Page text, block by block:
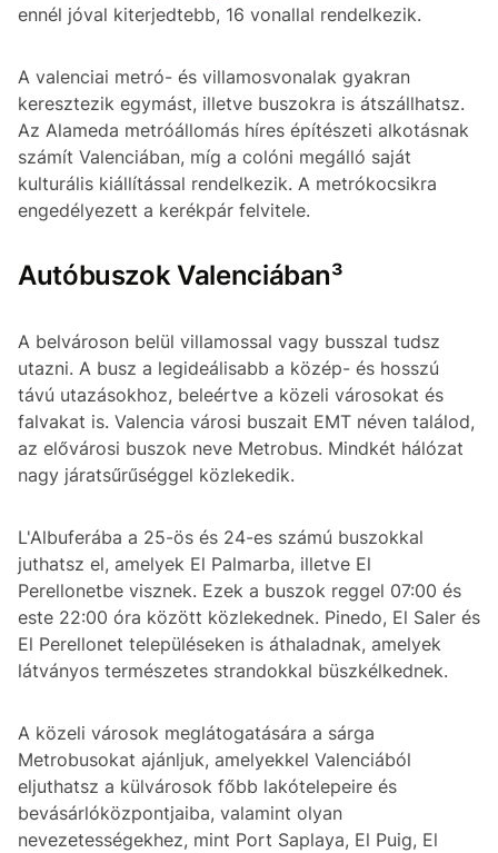
ennél jóval kiterjedtebb, 16 vonallal rendelkezik.
A valenciai metró- és villamosvonalak gyakran
keresztezik egymást, illetve buszokra is átszállhatsz.
Az Alameda metróállomás híres építészeti alkotásnak
számít Valenciában, míg a colóni megálló saját
kulturális kiállítással rendelkezik. A metrókocsikra
engedélyezett a kerékpár felvitele.
Autóbuszok Valenciában³
A belvároson belül villamossal vagy busszal tudsz
utazni. A busz a legideálisabb a közép- és hosszú
távú utazásokhoz, beleértve a közeli városokat és
falvakat is. Valencia városi buszait EMT néven találod,
az elővárosi buszok neve Metrobus. Mindkét hálózat
nagy járatsűrűséggel közlekedik.
L'Albuferába a 25-ös és 24-es számú buszokkal
juthatsz el, amelyek El Palmarba, illetve El
Perellonetbe visznek. Ezek a buszok reggel 07:00 és
este 22:00 óra között közlekednek. Pinedo, El Saler és
El Perellonet településeken is áthaladnak, amelyek
látványos természetes strandokkal büszkélkednek.
A közeli városok meglátogatására a sárga
Metrobusokat ajánljuk, amelyekkel Valenciából
eljuthatsz a külvárosok főbb lakótelepeire és
bevásárlóközpontjaiba, valamint olyan
nevezetességekhez, mint Port Saplaya, El Puig, El